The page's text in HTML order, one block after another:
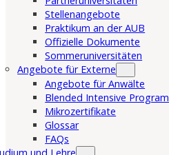
Stellenangebote
Praktikum an der AUB
Offizielle Dokumente
Sommeruniversitäten
Angebote für Externe
Angebote für Anwälte
Blended Intensive Program
Mikrozertifikate
Glossar
FAQs